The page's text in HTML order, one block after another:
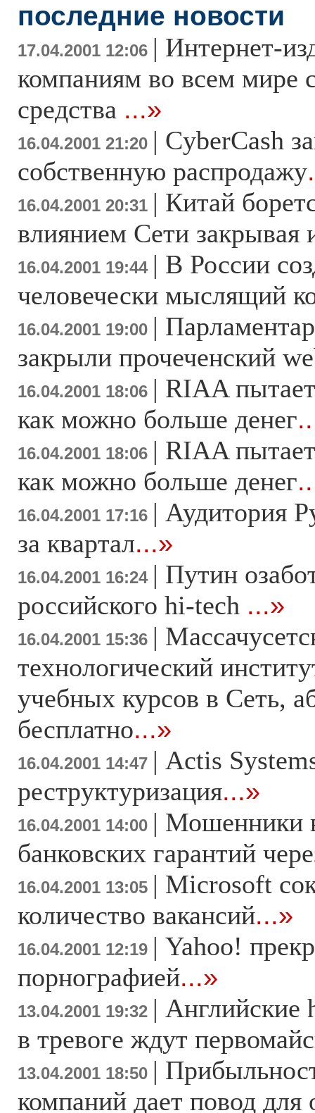
последние новости
17.04.2001 12:06 | Интернет-
компаниям во всем мире
средства ...»
16.04.2001 21:20 | CyberCash
собственную распродажу
16.04.2001 20:31 | Китай
влиянием Сети закрывая
16.04.2001 19:44 | В России
человечески мыслящий
16.04.2001 19:00 |
закрыли прочеченский
16.04.2001 18:06 | RIAA
как можно больше денег
16.04.2001 18:06 | RIAA
как можно больше денег
16.04.2001 17:16 | Аудитория
за квартал...»
16.04.2001 16:24 | Путин
российского hi-tech ...»
16.04.2001 15:36 |
технологический
учебных курсов в Сеть,
бесплатно...»
16.04.2001 14:47 | Actis
реструктуризация...»
16.04.2001 14:00 | Мошенники
банковских гарантий
16.04.2001 13:05 | Microsoft
количество вакансий...»
16.04.2001 12:19 | Yahoo!
порнографией...»
13.04.2001 19:32 | Английские
в тревоге ждут
13.04.2001 18:50 |
компаний дает повод для